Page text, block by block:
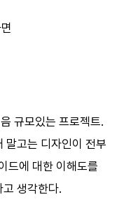
규모있는 프로젝트.
말고는 디자인이 전부
드에 대한 이해도를
고 생각한다.